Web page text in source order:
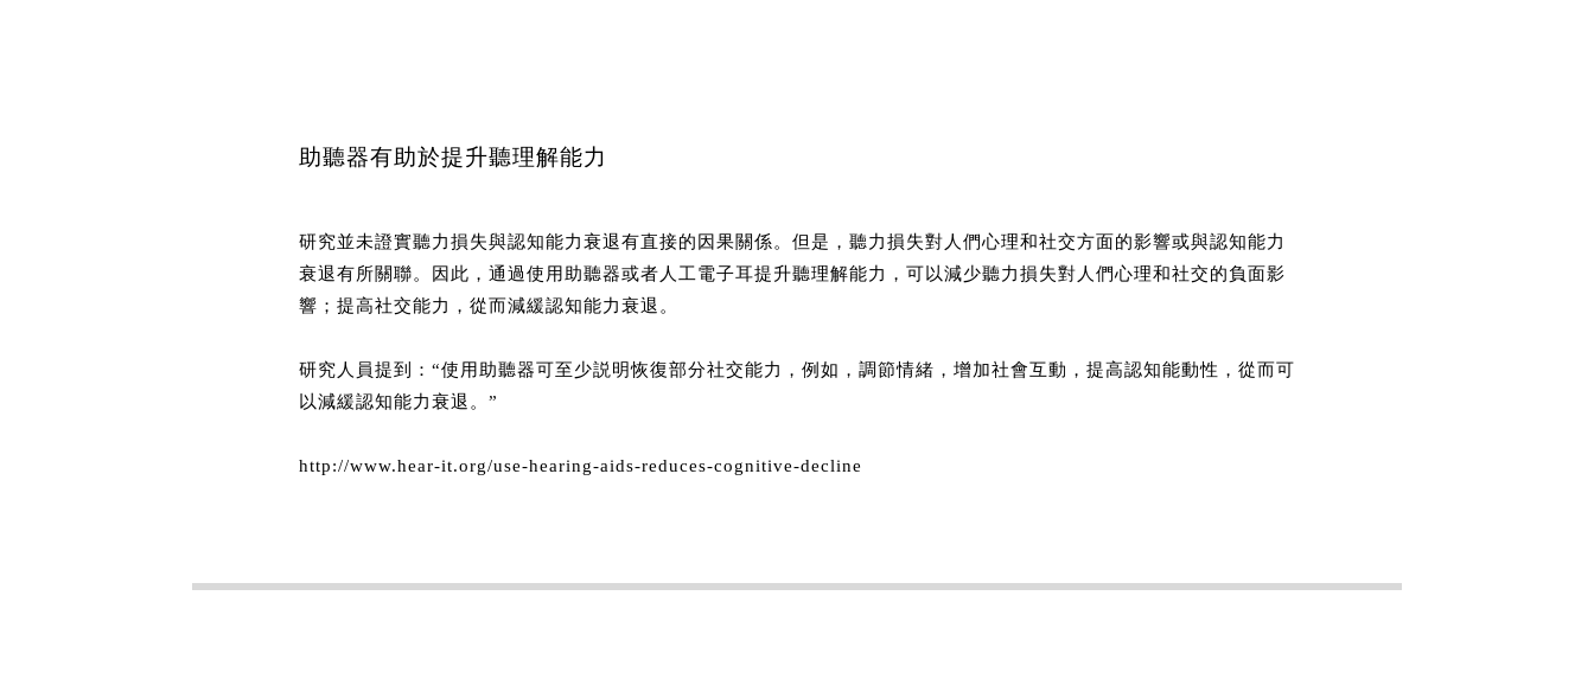
助聽器有助於提升聽理解能力
研究並未證實聽力損失與認知能力衰退有直接的因果關係。但是，聽力損失對人們心理和社交方面的影響或與認知能力
衰退有所關聯。因此，通過使用助聽器或者人工電子耳提升聽理解能力，可以減少聽力損失對人們心理和社交的負面影
響；提高社交能力，從而減緩認知能力衰退。
研究人員提到：“使用助聽器可至少説明恢復部分社交能力，例如，調節情緒，增加社會互動，提高認知能動性，從而可
以減緩認知能力衰退。”
http://www.hear-it.org/use-hearing-aids-reduces-cognitive-decline